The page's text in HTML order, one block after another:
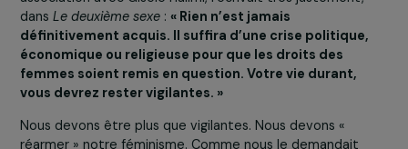
et quelle France ils veulent. La montée de l’extrême-
droite est réellement dangereuse, comme on a pu le
en Hongrie avec une quasi-interdiction de l’IVG. Il existe
également maintenantdes pratiques barbares
Hongrie en Italie qui consistent, pêle-mêle, à faire
les battements du cœur du fœtus dont les femmes
veulent avorter, à construire des cimetières de fœtus,